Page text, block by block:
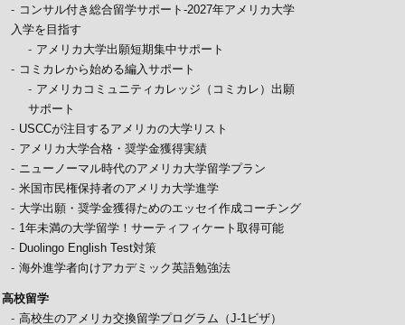
コンサル付き総合留学サポート-2027年アメリカ大学
入学を目指す
アメリカ大学出願短期集中サポート
コミカレから始める編入サポート
アメリカコミュニティカレッジ（コミカレ）出願
サポート
USCCが注目するアメリカの大学リスト
アメリカ大学合格・奨学金獲得実績
ニューノーマル時代のアメリカ大学留学プラン
米国市民権保持者のアメリカ大学進学
大学出願・奨学金獲得ためのエッセイ作成コーチング
1年未満の大学留学！サーティフィケート取得可能
Duolingo English Test対策
海外進学者向けアカデミック英語勉強法
高校留学
高校生のアメリカ交換留学プログラム（J-1ビザ）